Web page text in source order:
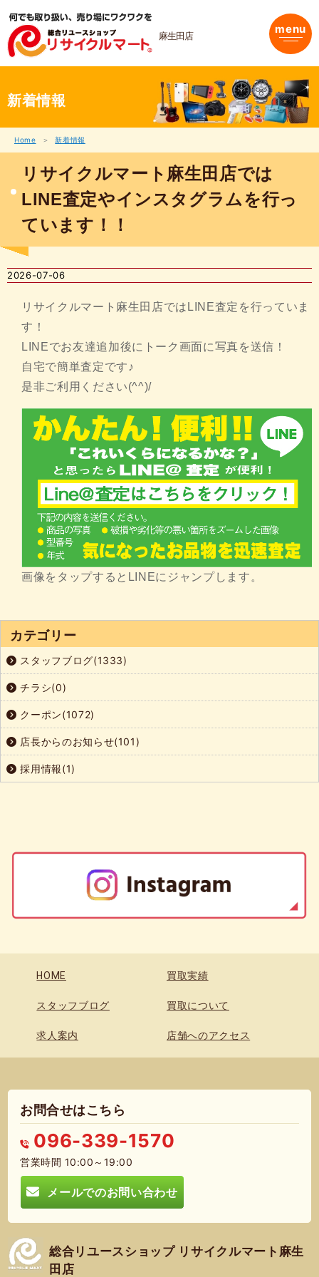
ス
麻生田店 menu
新着情報
Home 新着情報
リサイクルマート麻生田店では
LINE査定やインスタグラムを行っ
ています！！
2026-07-06
リサイクルマート麻生田店ではLINE査定を行っていま
す！
LINEでお友達追加後にトーク画面に写真を送信！
自宅で簡単査定です♪
是非ご利用ください(^^)/
画像をタップするとLINEにジャンプします。
カテゴリー
スタッフブログ(1333)
チラシ(0)
クーポン(1072)
店長からのお知らせ(101)
採用情報(1)
HOME 買取実績
スタッフブログ 買取について
求人案内 店舗へのアクセス
お問合せはこちら
096-339-1570
営業時間 10:00～19:00
メールでのお問い合わせ
総合リユースショップ リサイクルマート麻生
田店